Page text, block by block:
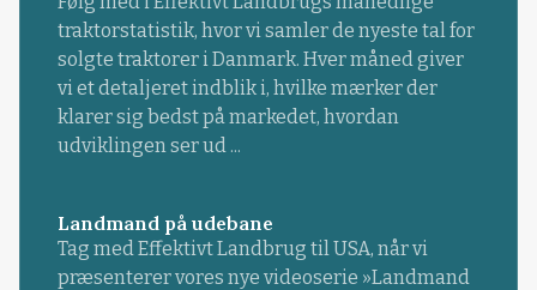
traktorstatistik, hvor vi samler de nyeste tal for
solgte traktorer i Danmark. Hver måned giver
vi et detaljeret indblik i, hvilke mærker der
klarer sig bedst på markedet, hvordan
udviklingen ser ud ...
Landmand på udebane
Tag med Effektivt Landbrug til USA, når vi
præsenterer vores nye videoserie »Landmand